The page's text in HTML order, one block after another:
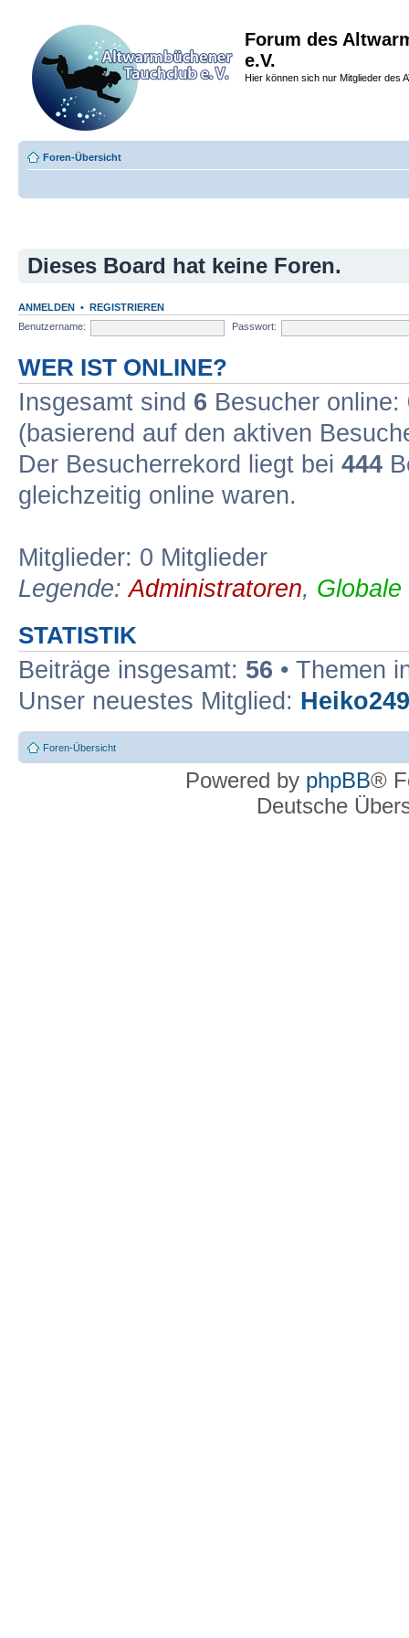
Forum des
e.V.
Hier können sich nur Mitglieder des
Foren-Übersicht
Dieses Board hat keine Foren.
ANMELDEN • REGISTRIEREN
Benutzername:
Passwort:
WER IST ONLINE?
Insgesamt sind 6 Besucher
(basierend auf den aktiven
Der Besucherrekord liegt bei 444
gleichzeitig online waren.
Mitglieder: 0 Mitglieder
Legende:Administratoren,
STATISTIK
Beiträge insgesamt: 56 • Themen
Unser neuestes Mitglied: Heiko249
Foren-Übersicht
Powered by phpBB®
Deutsche